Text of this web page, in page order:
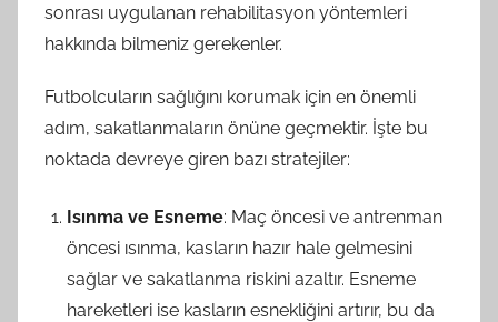
sonrası uygulanan rehabilitasyon yöntemleri
hakkında bilmeniz gerekenler.
Futbolcuların sağlığını korumak için en önemli
adım, sakatlanmaların önüne geçmektir. İşte bu
noktada devreye giren bazı stratejiler:
Isınma ve Esneme: Maç öncesi ve antrenman
öncesi ısınma, kasların hazır hale gelmesini
sağlar ve sakatlanma riskini azaltır. Esneme
hareketleri ise kasların esnekliğini artırır, bu da